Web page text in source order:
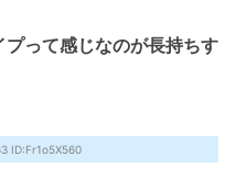
って感じなのが長持ちす
ID:Fr1o5X560